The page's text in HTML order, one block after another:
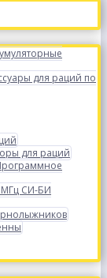
для раций по
для раций
СИ-БИ